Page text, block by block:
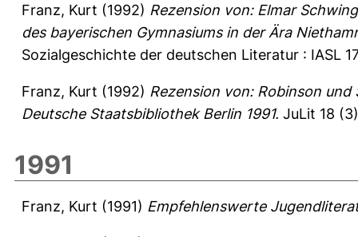
Franz, Kurt (1992) Rezension von: Elmar
des bayerischen Gymnasiums in der Ära
Sozialgeschichte der deutschen Literatur : IASL
Franz, Kurt (1992) Rezension von: Robinson
Deutsche Staatsbibliothek Berlin 1991. JuLit 18
1991
Franz, Kurt (1991) Empfehlenswerte